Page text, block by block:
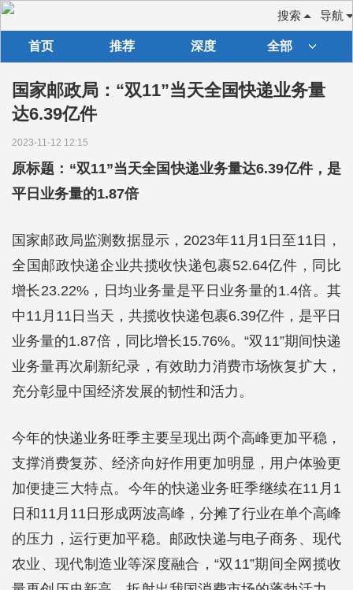
导航
搜索
首页 推荐 深度 全部
国家邮政局：“双11”当天全国快递业务量
达6.39亿件
2023-11-12 12:15
原标题：“双11”当天全国快递业务量达6.39亿件，是
平日业务量的1.87倍
国家邮政局监测数据显示，2023年11月1日至11日，
全国邮政快递企业共揽收快递包裹52.64亿件，同比
增长23.22%，日均业务量是平日业务量的1.4倍。其
中11月11日当天，共揽收快递包裹6.39亿件，是平日
业务量的1.87倍，同比增长15.76%。“双11”期间快递
业务量再次刷新纪录，有效助力消费市场恢复扩大，
充分彰显中国经济发展的韧性和活力。
今年的快递业务旺季主要呈现出两个高峰更加平稳，
支撑消费复苏、经济向好作用更加明显，用户体验更
加便捷三大特点。今年的快递业务旺季继续在11月1
日和11月11日形成两波高峰，分摊了行业在单个高峰
的压力，运行更加平稳。邮政快递与电子商务、现代
农业、现代制造业等深度融合，“双11”期间全网揽收